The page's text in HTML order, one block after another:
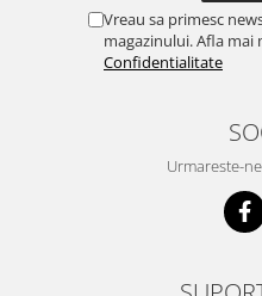
Vreau sa primesc
magazinului. Afla mai
Confidentialitate
Urmareste-